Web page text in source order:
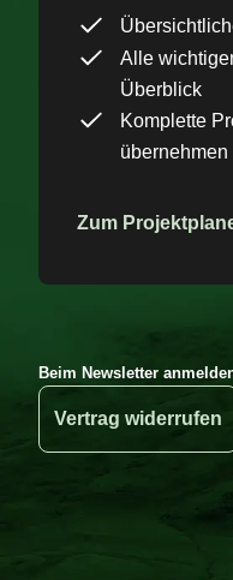
Alle
Überblick
Komplette
übernehmen
Zum
Beim Newsletter
Vertrag widerrufen